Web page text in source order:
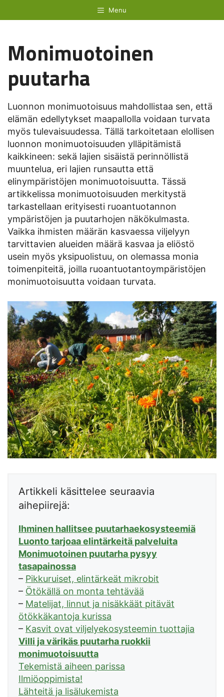
sisältöön
Menu
Monimuotoinen
puutarha
Luonnon monimuotoisuus mahdollistaa sen, että
elämän edellytykset maapallolla voidaan turvata
myös tulevaisuudessa. Tällä tarkoitetaan elollisen
luonnon monimuotoisuuden ylläpitämistä
kaikkineen: sekä lajien sisäistä perinnöllistä
muuntelua, eri lajien runsautta että
elinympäristöjen monimuotoisuutta. Tässä
artikkelissa monimuotoisuuden merkitystä
tarkastellaan erityisesti ruoantuotannon
ympäristöjen ja puutarhojen näkökulmasta.
Vaikka ihmisten määrän kasvaessa viljelyyn
tarvittavien alueiden määrä kasvaa ja eliöstö
usein myös yksipuolistuu, on olemassa monia
toimenpiteitä, joilla ruoantuotantoympäristöjen
monimuotoisuutta voidaan turvata.
Artikkeli käsittelee seuraavia
aihepiirejä:
Ihminen hallitsee puutarhaekosysteemiä
Luonto tarjoaa elintärkeitä palveluita
Monimuotoinen puutarha pysyy
tasapainossa
– Pikkuruiset, elintärkeät mikrobit
– Ötökällä on monta tehtävää
– Matelijat, linnut ja nisäkkäät pitävät
ötökkäkantoja kurissa
– Kasvit ovat viljelyekosysteemin tuottajia
Villi ja värikäs puutarha ruokkii
monimuotoisuutta
Tekemistä aiheen parissa
Ilmiöoppimista!
Lähteitä ja lisälukemista